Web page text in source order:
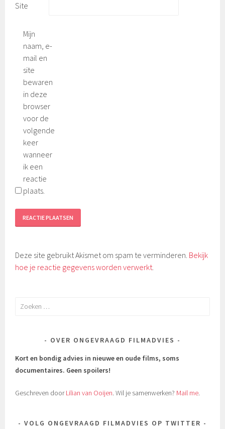
Site
Mijn
naam, e-
mail en
site
bewaren
in deze
browser
voor de
volgende
keer
wanneer
ik een
reactie
plaats.
Deze site gebruikt Akismet om spam te verminderen. Bekijk
hoe je reactie gegevens worden verwerkt
Zoeken
OVER ONGEVRAAGD FILMADVIES
Kort en bondig advies in nieuwe en oude films, soms
documentaires. Geen spoilers!
Geschreven doorLilian van Ooijen. Wil je samenwerken? Mail me.
VOLG ONGEVRAAGD FILMADVIES OP TWITTER